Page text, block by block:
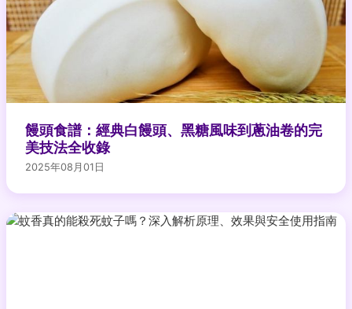
饅頭食譜：經典白饅頭、黑糖風味到蔥油卷的完
美技法全收錄
2025年08月01日